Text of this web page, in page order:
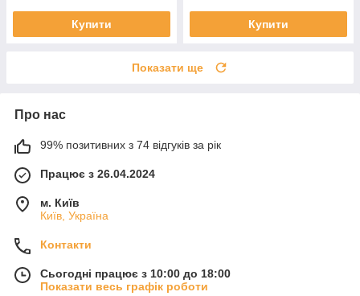
Купити Купити
Показати ще
Про нас
99% позитивних з 74 відгуків за рік
Працює з 26.04.2024
м. Київ
Київ, Україна
Контакти
Сьогодні працює з 10:00 до 18:00
Показати весь графік роботи